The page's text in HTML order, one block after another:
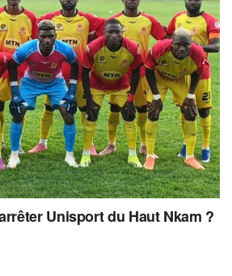
Unisport du Haut Nkam ?